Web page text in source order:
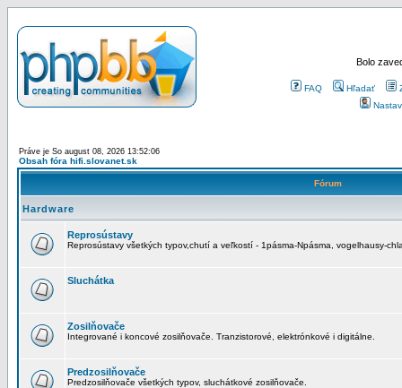
Bolo
FAQ Hľadať
Práve je So august 08, 2026 13:52:06
Obsah fóra hifi.slovanet.sk
Fórum
Hardware
Reprosústavy
Reprosústavy všetkých typov,chutí a veľkostí - 1pásma-Npásma, vogelhausy-
Sluchátka
Zosilňovače
Integrované i koncové zosilňovače. Tranzistorové, elektrónkové i digitálne.
Predzosilňovače
Predzosilňovače všetkých typov, sluchátkové zosilňovače.